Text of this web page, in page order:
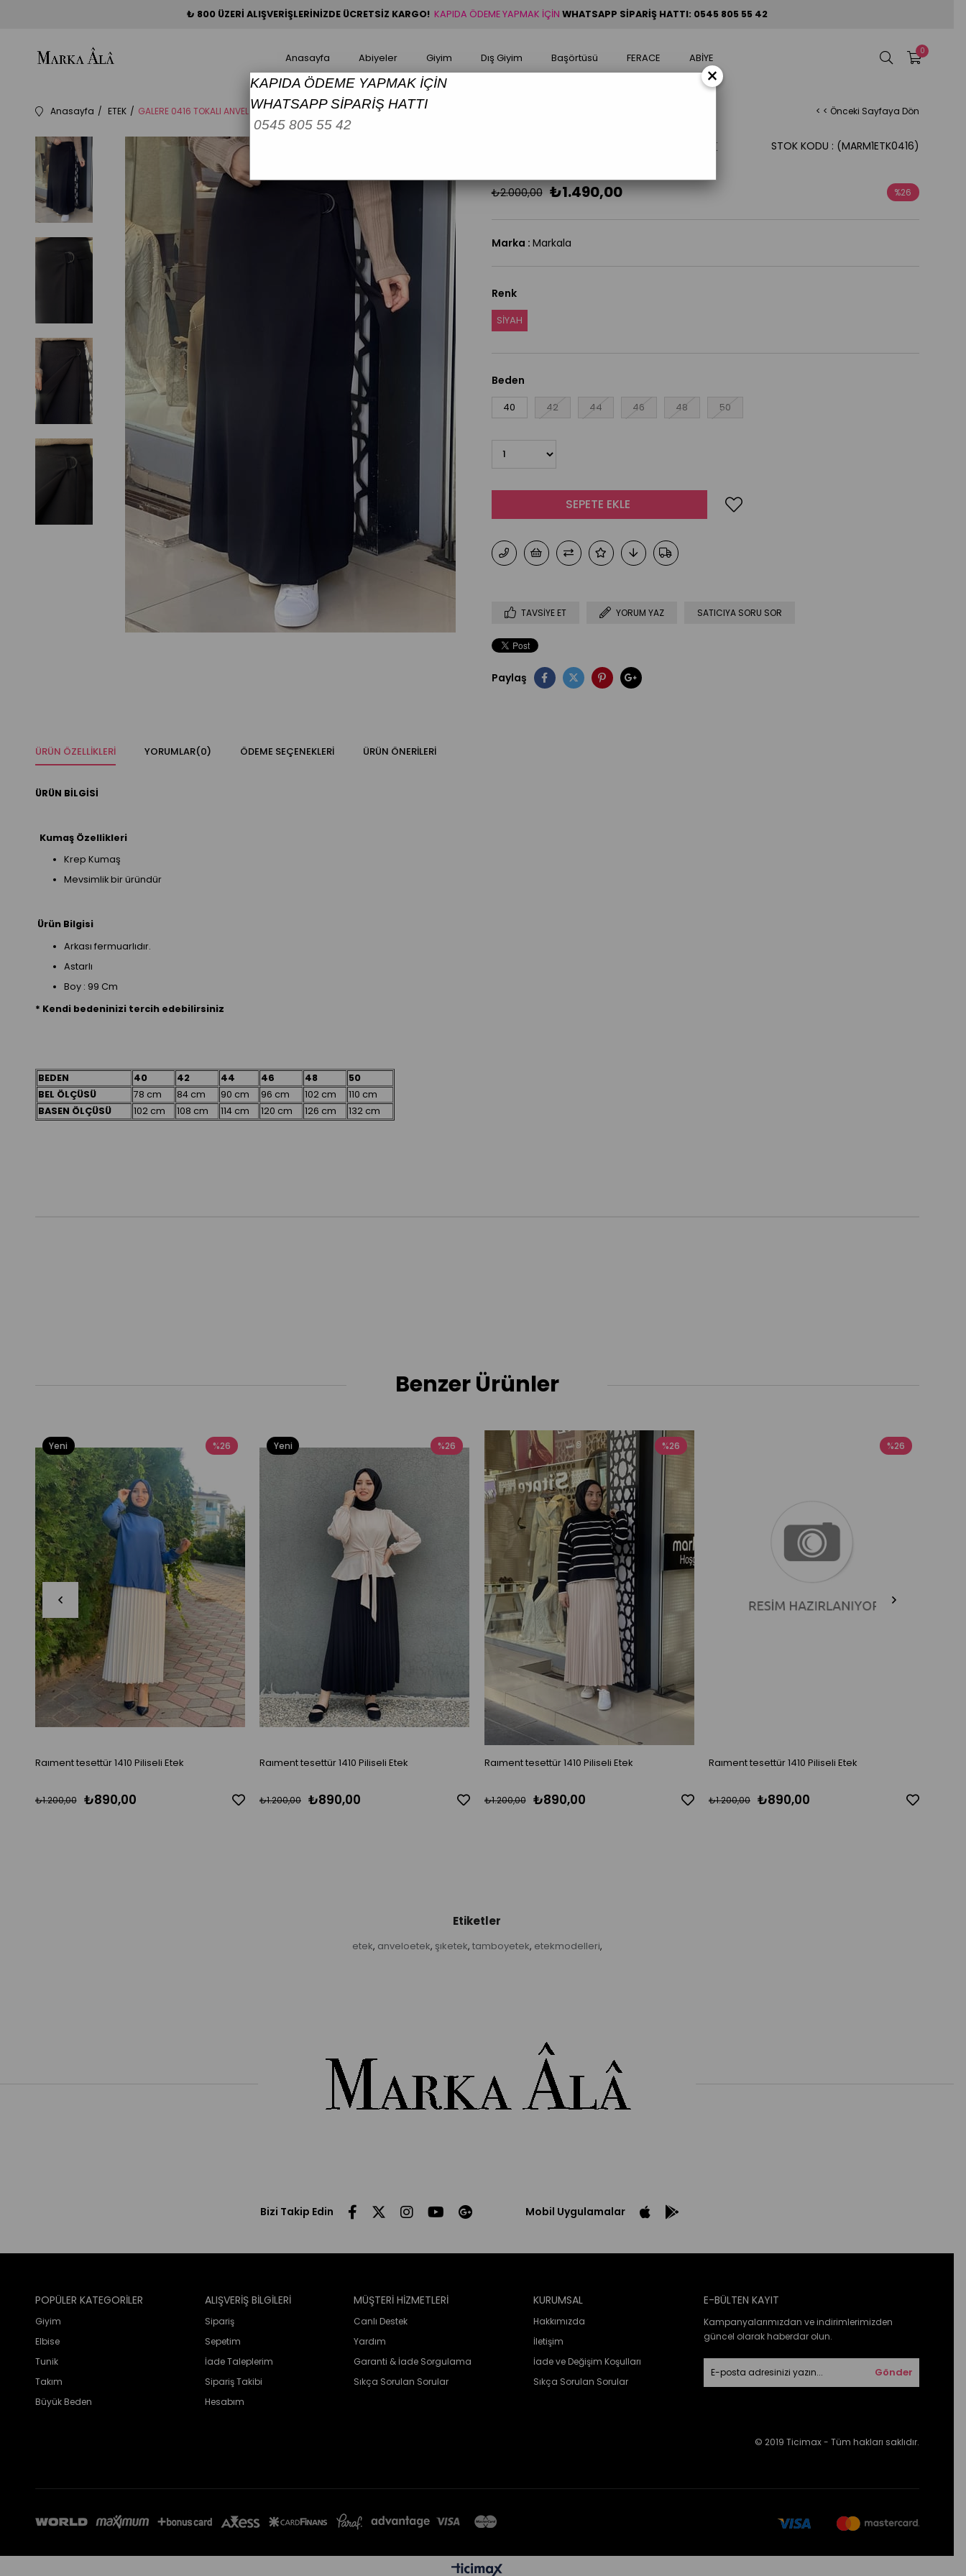
₺ 800 ÜZERİ ALIŞVERİŞLERİNİZDE ÜCRETSİZ KARGO! KAPIDA ÖDEME YAPMAK İÇİN WHATSAPP SİPARİŞ HATTI: 0545 805 55 42
0
Anasayfa Abiyeler Giyim Dış Giyim Başörtüsü FERACE ABİYE
Anasayfa ETEK GALERE 0416 TOKALI ANVELOP ETEK < < Önceki Sayfaya Dön
GALERE 0416 TOKALI ANVELOP ETEK (MARM1ETK0416)
STOK KODU
₺2.000,00 ₺1.490,00 %26
Marka : Markala
Renk
SİYAH
Beden
40 42 44 46 48 50
TAVSIYE ET YORUM YAZ SATICIYA SORU SOR
Paylaş
ÜRÜN ÖZELLIKLERI YORUMLAR(0) ÖDEME SEÇENEKLERI ÜRÜN ÖNERILERI
ÜRÜN BİLGİSİ
Kumaş Özellikleri
Krep Kumaş
Mevsimlik bir üründür
Ürün Bilgisi
Arkası fermuarlıdır.
Astarlı
Boy : 99 Cm
* Kendi bedeninizi tercih edebilirsiniz
BEDEN 40 42 44 46 48
50
BEL ÖLÇÜSÜ
78 cm 84 cm 90 cm 96 cm 102 cm
110 cm
BASEN ÖLÇÜSÜ
102 cm 108 cm 114 cm 120 cm 126 cm 132 cm
Benzer Ürünler
Raıment tesettür 1410 Piliseli Etek
₺890,00
₺1.200,00
%26
Yeni
Ürün
Raıment tesettür 1410 Piliseli Etek
₺890,00
₺1.200,00
%26
Yeni
Raıment tesettür 1410 Piliseli Etek
₺890,00
₺1.200,00
%26
Raıment tesettür 1410 Piliseli Etek
₺890,00
₺1.200,00
%26
Etiketler
etek, anveloetek, şıketek, tamboyetek, etekmodelleri,
Bizi Takip Edin Mobil Uygulamalar
POPÜLER KATEGORİLER
Giyim
Elbise
Tunik
Takım
Büyük Beden
ALIŞVERİŞ BİLGİLERİ
Sipariş
Sepetim
İade Taleplerim
Sipariş Takibi
Hesabım
MÜŞTERİ HİZMETLERİ
Canlı Destek
Yardım
Garanti & İade Sorgulama
Sıkça Sorulan Sorular
KURUMSAL
Hakkımızda
İletişim
İade ve Değişim Koşulları
Sıkça Sorulan Sorular
E-BÜLTEN KAYIT
Kampanyalarımızdan ve indirimlerimizden
güncel olarak haberdar olun.
Gönder
© 2019 Ticimax - Tüm hakları saklıdır.
×
KAPIDA ÖDEME YAPMAK İÇİN
WHATSAPP SİPARİŞ HATTI
0545 805 55 42